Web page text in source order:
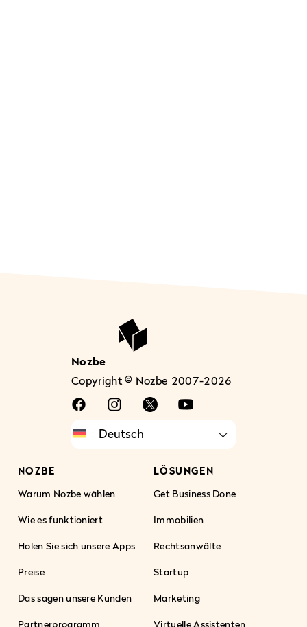
Nozbe
Copyright © Nozbe 2007-2026
NOZBE
Warum Nozbe wählen
Wie es funktioniert
Holen Sie sich unsere Apps
Preise
Das sagen unsere Kunden
Partnerprogramm
LÖSUNGEN
Get Business Done
Immobilien
Rechtsanwälte
Startup
Marketing
Virtuelle Assistenten